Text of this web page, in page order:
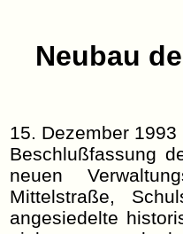
Neubau
15. Dezember 1993
Beschlußfassung
neuen
Mittelstraße,
angesiedelte